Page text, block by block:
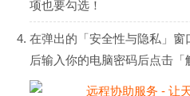
项也要勾选！
在弹出的「安全性与隐私」
后输入你的电脑密码后点击「